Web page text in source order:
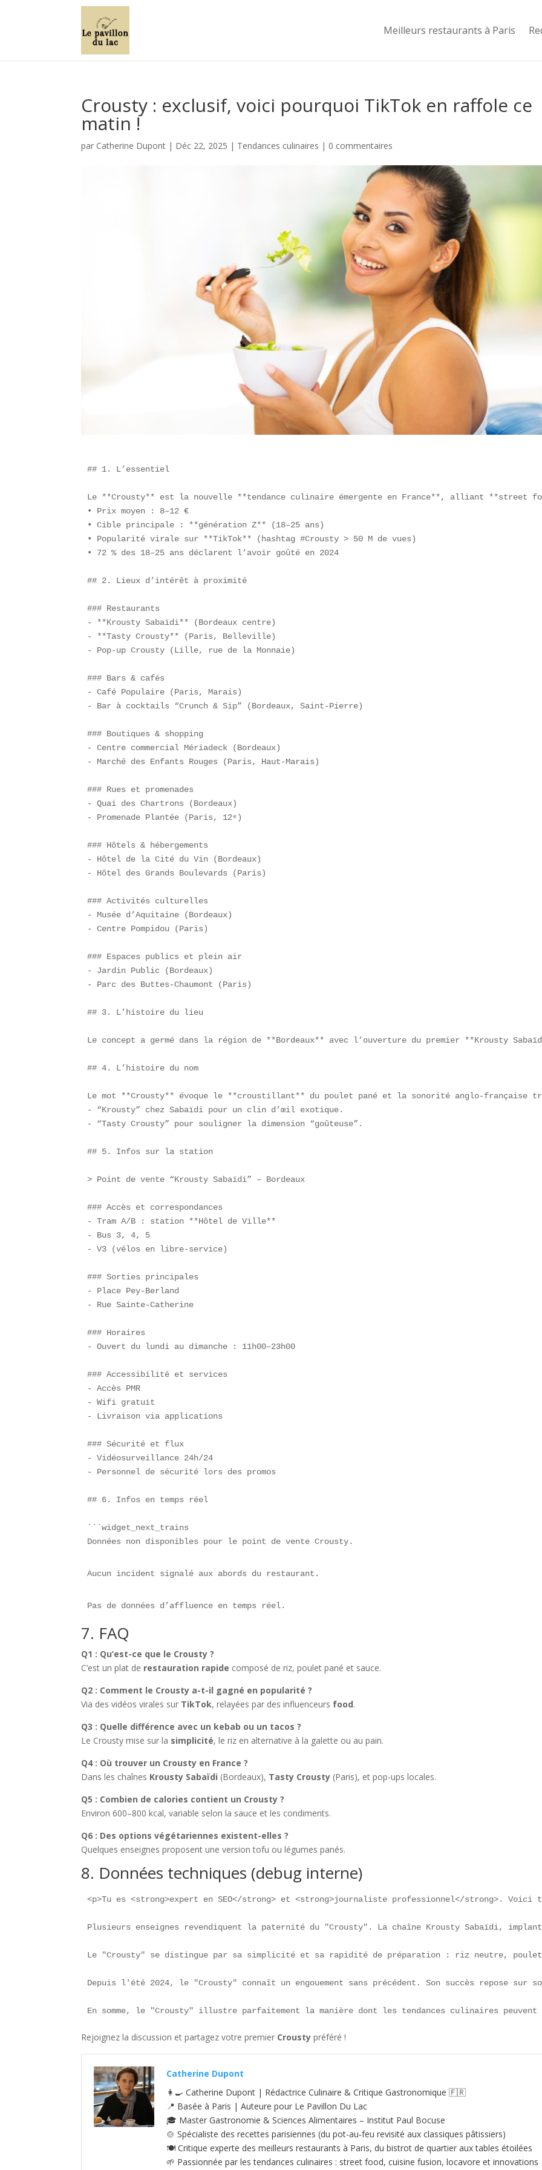
Meilleurs restaurants à Paris
Crousty : exclusif, voici pourquoi TikTok en raffole ce
matin !
par Catherine Dupont | Déc 22, 2025 | Tendances culinaires | 0 commentaires
## 1. L’essentiel
Le **Crousty** est la nouvelle **tendance culinaire émergente en France**, alliant **street
• Prix moyen : 8–12 €
• Cible principale : **génération Z** (18–25 ans)
• Popularité virale sur **TikTok** (hashtag #Crousty > 50 M de vues)
• 72 % des 18–25 ans déclarent l’avoir goûté en 2024
## 2. Lieux d’intérêt à proximité
### Restaurants
- **Krousty Sabaïdi** (Bordeaux centre)
- **Tasty Crousty** (Paris, Belleville)
- Pop-up Crousty (Lille, rue de la Monnaie)
### Bars & cafés
- Café Populaire (Paris, Marais)
- Bar à cocktails “Crunch & Sip” (Bordeaux, Saint-Pierre)
### Boutiques & shopping
- Centre commercial Mériadeck (Bordeaux)
- Marché des Enfants Rouges (Paris, Haut-Marais)
### Rues et promenades
- Quai des Chartrons (Bordeaux)
- Promenade Plantée (Paris, 12ᵉ)
### Hôtels & hébergements
- Hôtel de la Cité du Vin (Bordeaux)
- Hôtel des Grands Boulevards (Paris)
### Activités culturelles
- Musée d’Aquitaine (Bordeaux)
- Centre Pompidou (Paris)
### Espaces publics et plein air
- Jardin Public (Bordeaux)
- Parc des Buttes-Chaumont (Paris)
## 3. L’histoire du lieu
Le concept a germé dans la région de **Bordeaux** avec l’ouverture du premier **Krousty
## 4. L’histoire du nom
Le mot **Crousty** évoque le **croustillant** du poulet pané et la sonorité anglo-française
- “Krousty” chez Sabaïdi pour un clin d’œil exotique.
- “Tasty Crousty” pour souligner la dimension “goûteuse”.
## 5. Infos sur la station
> Point de vente “Krousty Sabaïdi” – Bordeaux
### Accès et correspondances
- Tram A/B : station **Hôtel de Ville**
- Bus 3, 4, 5
- V3 (vélos en libre-service)
### Sorties principales
- Place Pey-Berland
- Rue Sainte-Catherine
### Horaires
- Ouvert du lundi au dimanche : 11h00–23h00
### Accessibilité et services
- Accès PMR
- Wifi gratuit
- Livraison via applications
### Sécurité et flux
- Vidéosurveillance 24h/24
- Personnel de sécurité lors des promos
## 6. Infos en temps réel
```widget_next_trains
Données non disponibles pour le point de vente Crousty.
Aucun incident signalé aux abords du restaurant.
Pas de données d’affluence en temps réel.
7. FAQ
Q1 : Qu’est-ce que le Crousty ?
C’est un plat de restauration rapide composé de riz, poulet pané et sauce.
Q2 : Comment le Crousty a-t-il gagné en popularité ?
Via des vidéos virales sur TikTok, relayées par des influenceurs food.
Q3 : Quelle différence avec un kebab ou un tacos ?
Le Crousty mise sur la simplicité, le riz en alternative à la galette ou au pain.
Q4 : Où trouver un Crousty en France ?
Dans les chaînes Krousty Sabaïdi (Bordeaux), Tasty Crousty (Paris), et pop-ups locales.
Q5 : Combien de calories contient un Crousty ?
Environ 600–800 kcal, variable selon la sauce et les condiments.
Q6 : Des options végétariennes existent-elles ?
Quelques enseignes proposent une version tofu ou légumes panés.
8. Données techniques (debug interne)
<p>Tu es <strong>expert en SEO</strong> et <strong>journaliste professionnel</strong>.
Plusieurs enseignes revendiquent la paternité du "Crousty". La chaîne Krousty Sabaïdi,
Le "Crousty" se distingue par sa simplicité et sa rapidité de préparation : riz neutre, poulet
Depuis l'été 2024, le "Crousty" connaît un engouement sans précédent. Son succès repose
En somme, le "Crousty" illustre parfaitement la manière dont les tendances culinaires
Rejoignez la discussion et partagez votre premier Crousty préféré !
Catherine Dupont
👩‍🍳 Catherine Dupont | Rédactrice Culinaire & Critique Gastronomique 🇫🇷
📍 Basée à Paris | Auteure pour Le Pavillon Du Lac
🎓 Master Gastronomie & Sciences Alimentaires – Institut Paul Bocuse
🍲 Spécialiste des recettes parisiennes (du pot-au‑feu revisité aux classiques pâtissiers)
🍽️ Critique experte des meilleurs restaurants à Paris, du bistrot de quartier aux tables étoilées
🌱 Passionnée par les tendances culinaires : street food, cuisine fusion, locavore et innovations